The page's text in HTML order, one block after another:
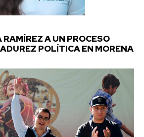
A UN PROCESO
POLÍTICA EN MORENA